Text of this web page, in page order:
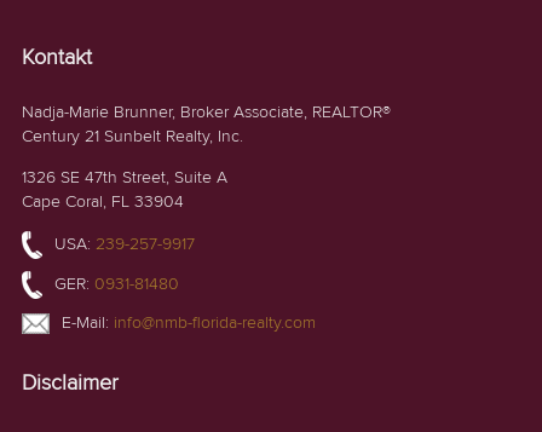
Kontakt
Nadja-Marie Brunner, Broker Associate, REALTOR®
Century 21 Sunbelt Realty, Inc.
1326 SE 47th Street, Suite A
Cape Coral, FL 33904
USA: 239-257-9917
GER: 0931-81480
E-Mail: info@nmb-florida-realty.com
Disclaimer